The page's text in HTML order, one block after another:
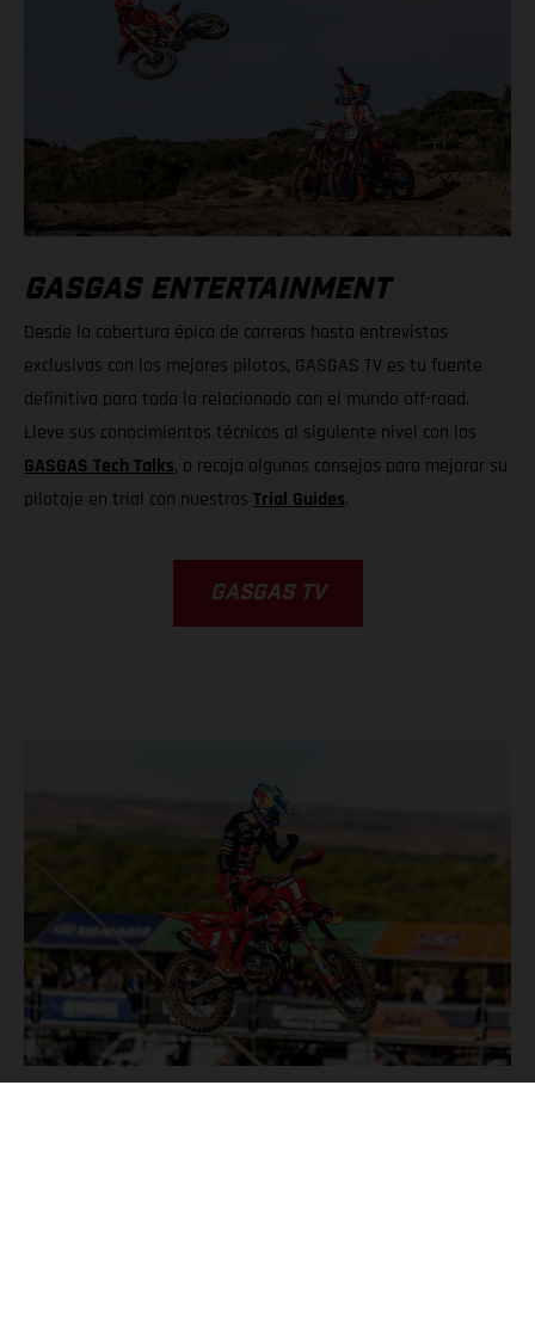
GASGAS ENTERTAINMENT
Desde la cobertura épica de carreras hasta entrevistas
exclusivas con los mejores pilotos, GASGAS TV es tu fuente
definitiva para todo lo relacionado con el mundo off-road.
Lleve sus conocimientos técnicos al siguiente nivel con las
GASGAS Tech Talks, o recoja algunos consejos para mejorar su
pilotaje en trial con nuestras Trial Guides.
GASGAS TV